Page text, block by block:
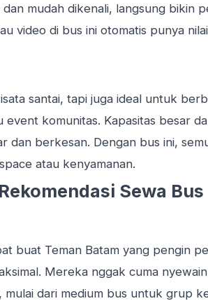
mudah dikenali, langsung bikin
video di bus ini otomatis punya
santai, tapi juga ideal untuk
komunitas. Kapasitas besar
dan berkesan. Dengan bus ini,
atau kenyamanan.
Sewa
buat Teman Batam yang pengin
Mereka nggak cuma
dari medium bus untuk grup